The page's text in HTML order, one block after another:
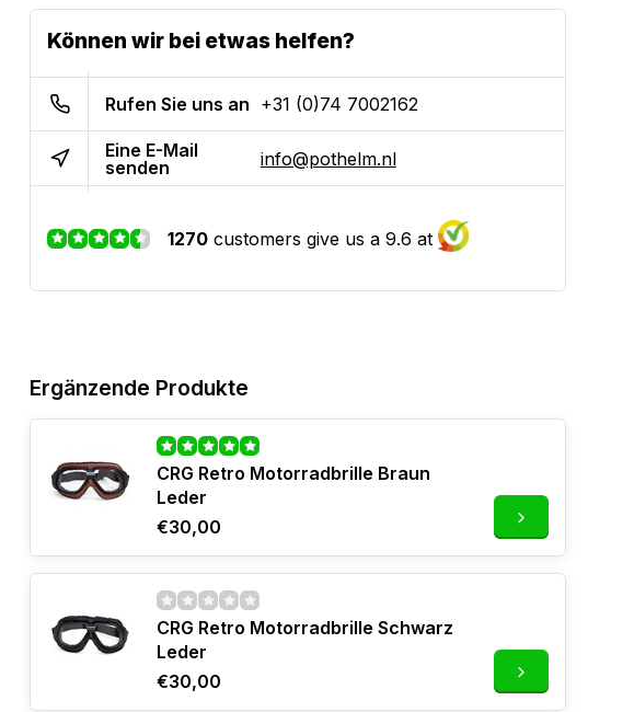
Können wir bei etwas helfen?
Rufen Sie uns an +31 (0)74 7002162
Eine E-Mail
senden
info@pothelm.nl
1270 customers give us a 9.6 at
Ergänzende Produkte
CRG Retro Motorradbrille Braun
Leder
€30,00
CRG Retro Motorradbrille Schwarz
Leder
€30,00